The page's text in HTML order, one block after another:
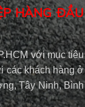
HÀNG ĐẦU
với mục tiêu
các khách hàng ở
Tây Ninh, Bình